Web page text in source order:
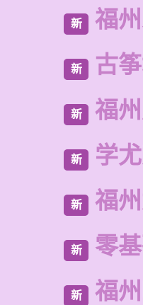
新 福
新 古
新 福
新 学
新 福
新 零
新 福